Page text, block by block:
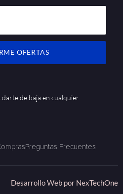
OFERTAS
darte de baja en cualquier
Preguntas Frecuentes
Desarrollo Web por NexTechOne